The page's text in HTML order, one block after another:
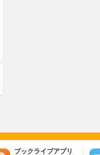
ブックライブアプリ